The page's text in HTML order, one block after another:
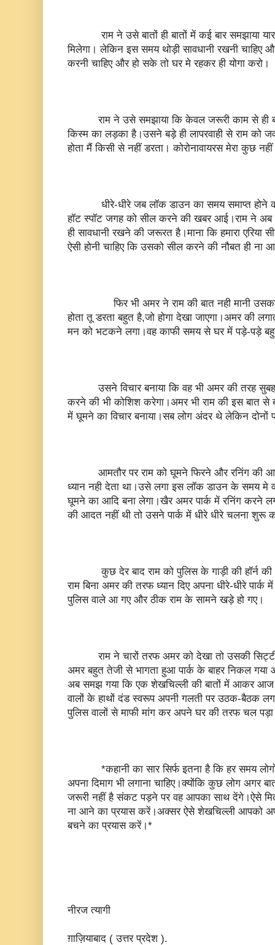
राम ने उसे बातों ही बातों में कई बार समझाया यार
मिलेगा। लेकिन इस समय थोड़ी सावधानी रखनी चाहिए
करनी चाहिए और हो सके तो घर मे रहकर ही योगा करो।
राम ने उसे समझाया कि केवल जरूरी काम से ही
किस्म का लड़का है।उसने बड़े ही लापरवाही से राम को
होता मैं किसी से नहीं डरता। कोरोनावायरस मेरा कुछ
धीरे-धीरे जब लॉक डाउन का समय समाप्त होने
हॉट स्पॉट जगह को सील करने की खबर आई।राम ने अब
ही सावधानी रखने की जरूरत है।माना कि हमारा एरिया
ऐसी होनी चाहिए कि उसको सील करने की नौबत ही ना
फिर भी अमर ने राम की बात नही मानी उसका
होता तू डरता बहुत है,जो होगा देखा जाएगा।अमर की
मन को भटकने लगा।वह काफी समय से घर में पड़े-पड़े
उसने विचार बनाया कि वह भी अमर की तरह
करने की भी कोशिश करेगा।अमर भी राम की इस बात से
में घूमने का विचार बनाया।सब लोग अंदर थे लेकिन दोनों
आमतौर पर राम को घूमने फिरने और रनिंग की आदत
ध्यान नही देता था।उसे लगा इस लॉक डाउन के समय मे
घूमने का आदि बना लेगा।खैर अमर पार्क में रनिंग करने
की आदत नहीं थी तो उसने पार्क में धीरे धीरे चलना शुरू
कुछ देर बाद राम को पुलिस के गाड़ी की हॉर्न की
राम बिना अमर की तरफ ध्यान दिए अपना धीरे-धीरे
पुलिस वाले आ गए और ठीक राम के सामने खड़े हो गए।
राम ने चारों तरफ अमर को देखा तो उसकी
अमर बहुत तेजी से भागता हुआ पार्क के बाहर निकल
अब समझ गया कि एक शेखचिल्ली की बातों में आकर आज
वालों के हाथों दंड स्वरूप अपनी गलती पर उठक-बैठक
पुलिस वालों से माफी मांग कर अपने घर की तरफ चल
*कहानी का सार सिर्फ इतना है कि हर समय लोगों
अपना दिमाग भी लगाना चाहिए।क्योंकि कुछ लोग अगर
जरूरी नहीं है संकट पड़ने पर वह आपका साथ देंगे।ऐसे
ना आने का प्रयास करें।अक्सर ऐसे शेखचिल्ली आपको
बचने का प्रयास करें।*
नीरज त्यागी
ग़ाज़ियाबाद ( उत्तर प्रदेश ).